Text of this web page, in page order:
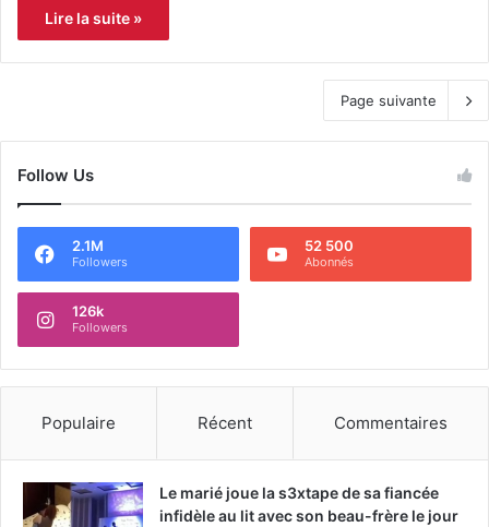
Lire la suite »
Page suivante
Follow Us
2.1M
Followers
52 500
Abonnés
126k
Followers
Populaire Récent Commentaires
Le marié joue la s3xtape de sa fiancée
infidèle au lit avec son beau-frère le jour